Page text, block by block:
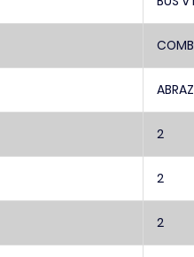
2
2
2